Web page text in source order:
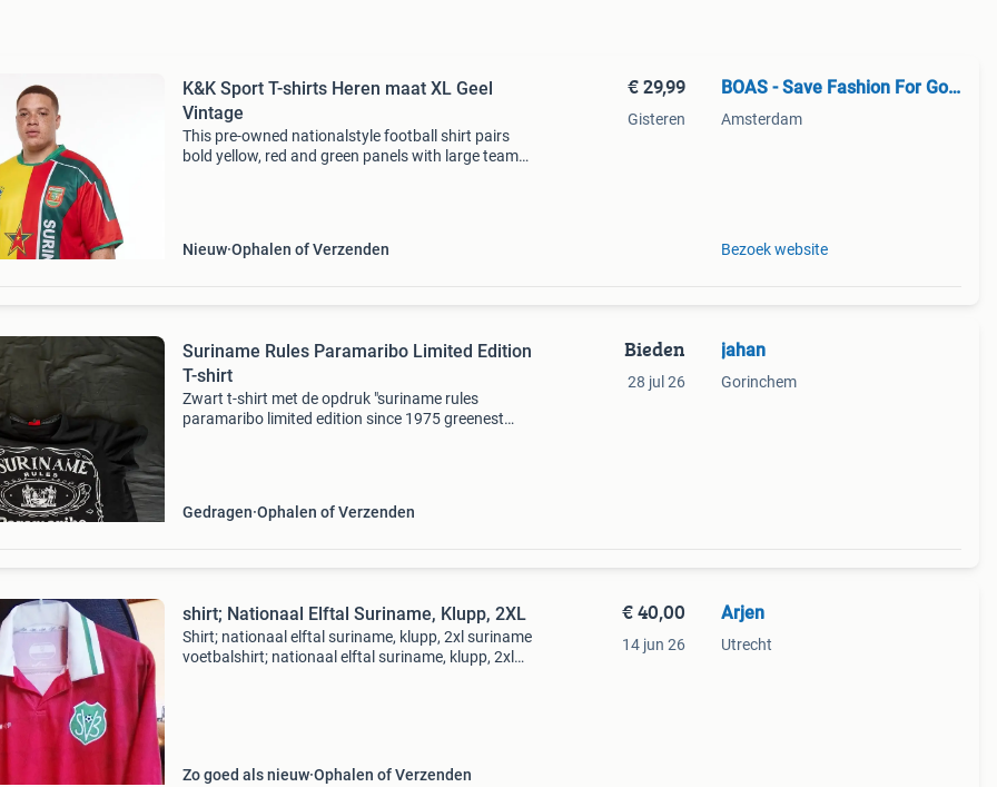
K&K Sport T-shirts Heren maat XL Geel
Vintage
This pre-owned nationalstyle football shirt pairs
bold yellow, red and green panels with large team
Nieuw Ophalen of Verzenden
€ 29,99
Gisteren
BOAS - Save Fashion For Good
Amsterdam
Bezoek website
Suriname Rules Paramaribo Limited Edition
T-shirt
Zwart t-shirt met de opdruk "suriname rules
paramaribo limited edition since 1975 greenest
Gedragen Ophalen of Verzenden
Bieden
28 jul 26
jahan
Gorinchem
shirt; Nationaal Elftal Suriname, Klupp, 2XL
Shirt; nationaal elftal suriname, klupp, 2xl suriname
voetbalshirt; nationaal elftal suriname, klupp, 2xl
Zo goed als nieuw Ophalen of Verzenden
€ 40,00
14 jun 26
Arjen
Utrecht